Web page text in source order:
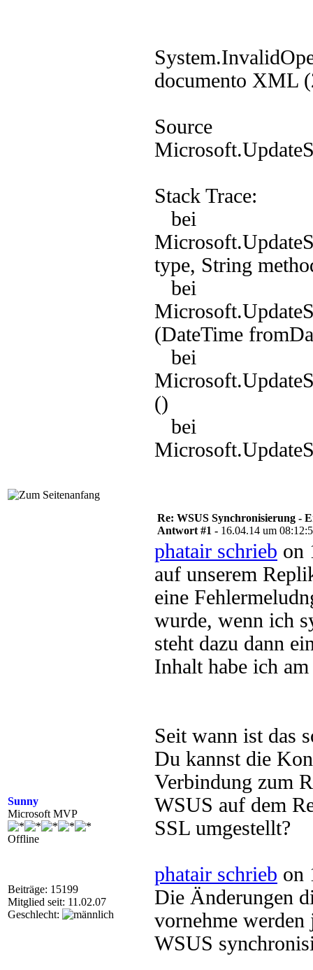
documento XML
Source
Stack Trace:
bei
type, String
bei
(DateTime
bei
()
bei
Sunny
Microsoft MVP
Offline
Beiträge: 15199
Mitglied seit: 11.02.07
Geschlecht:
Re: WSUS Synchronisierung -
Antwort #1 - 16.04.14 um
phatair schrieb on
auf unserem
eine
wurde, wenn ich
steht dazu dann
Inhalt habe ich
Seit wann ist das
Du kannst die
Verbindung zum
WSUS auf dem
SSL umgestellt?
phatair schrieb on
Die Änderungen
vornehme
WSUS